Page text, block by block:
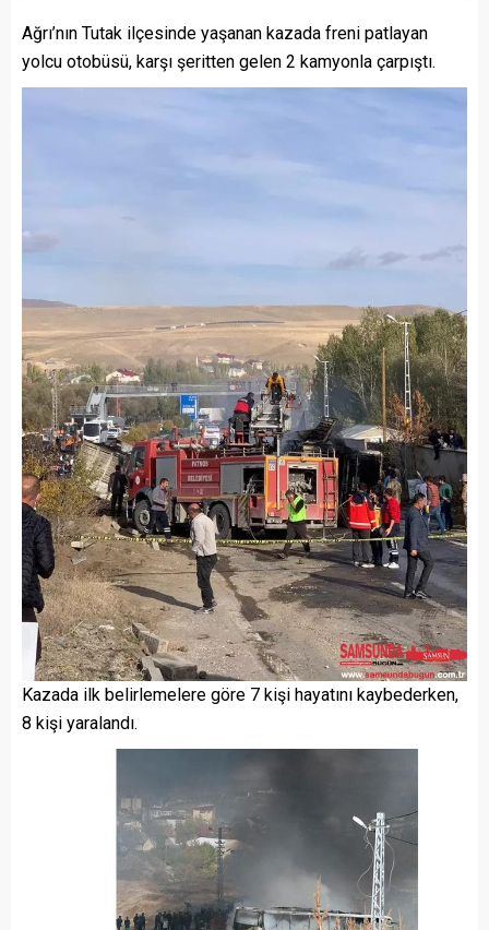
Ağrı’nın Tutak ilçesinde yaşanan kazada freni patlayan
yolcu otobüsü, karşı şeritten gelen 2 kamyonla çarpıştı.
Kazada ilk belirlemelere göre 7 kişi hayatını kaybederken,
8 kişi yaralandı.